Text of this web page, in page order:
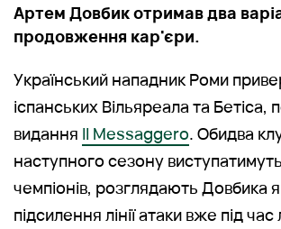
Артем Довбик отримав два
продовження кар'єри.
Український нападник Роми
іспанських Вільяреала та Бетіса,
видання Il Messaggero. Обидва
наступного сезону виступатимуть
чемпіонів, розглядають Довбика
підсилення лінії атаки вже під час